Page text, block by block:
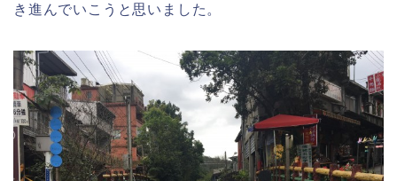
き進んでいこうと思いました。